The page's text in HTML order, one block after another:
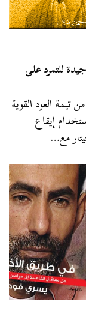
للتمرد على
العود القوية
إيقاع
مع…